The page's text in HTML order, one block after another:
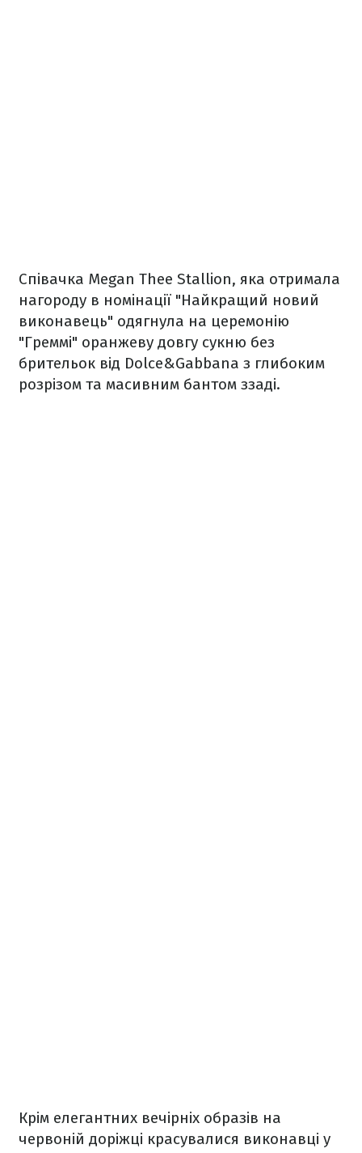
Співачка Megan Thee Stallion, яка отримала
нагороду в номінації "Найкращий новий
виконавець" одягнула на церемонію
"Греммі" оранжеву довгу сукню без
брительок від Dolce&Gаbbana з глибоким
розрізом та масивним бантом ззаді.
Крім елегантних вечірніх образів на
червоній доріжці красувалися виконавці у